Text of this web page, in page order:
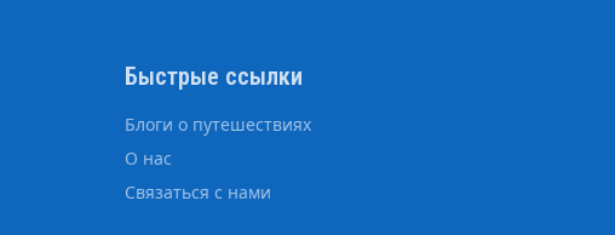
Быстрые ссылки
Блоги о путешествиях
О нас
Связаться с нами